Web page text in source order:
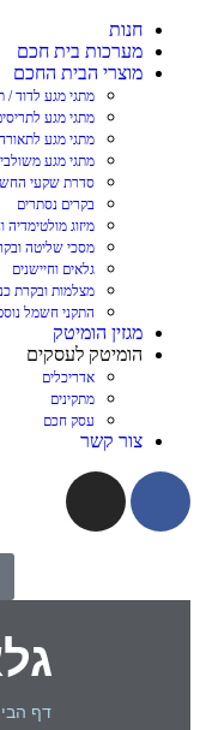
חנות
מערכות בית חכם
מוצרי הבית החכם
מתגי מגע לדוד /
מתגי מגע
מתגי מגע
מתגי מגע
סדרת שקעי
בקרים נסתרים
מיזוג
מסכי שליטה
גלאים וחיישנים
מצלמות ובקרת
התקני חשמל
מגזין הומיטק
הומיטק לעסקים
אדריכלים
מתקינים
עסק חכם
צור קשר
דף